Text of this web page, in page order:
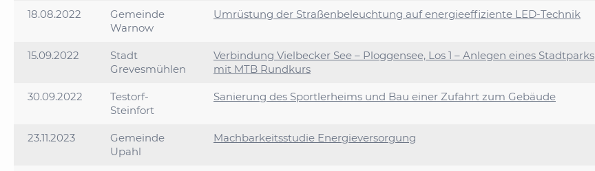
18.08.2022
Gemeinde
Warnow
Umrüstung der Straßenbeleuchtung auf energieeffiziente LED-Technik
15.09.2022
Stadt
Grevesmühlen
Verbindung Vielbecker See – Ploggensee, Los 1 – Anlegen eines Stadtparks
mit MTB Rundkurs
30.09.2022
Testorf-
Steinfort
Sanierung des Sportlerheims und Bau einer Zufahrt zum Gebäude
23.11.2023
Gemeinde
Upahl
Machbarkeitsstudie Energieversorgung